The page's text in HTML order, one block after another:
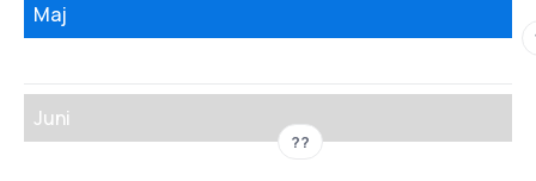
Maj
Juni
??